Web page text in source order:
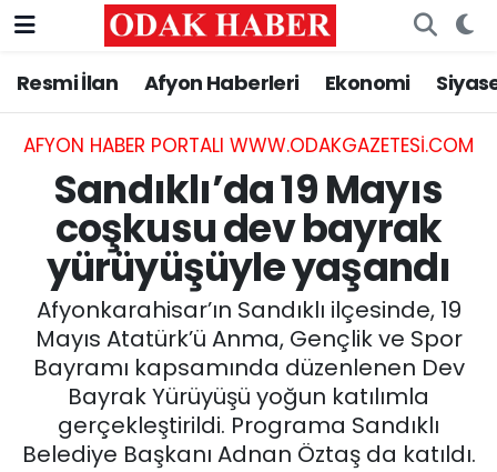
Resmi İlan Afyon Haberleri Ekonomi
AFYON HABER PORTALI WWW.ODAKGAZETESI.COM
Sandıklı’da 19 Mayıs
coşkusu dev bayrak
yürüyüşüyle yaşandı
Afyonkarahisar’ın Sandıklı ilçesinde, 19
Mayıs Atatürk’ü Anma, Gençlik ve Spor
Bayramı kapsamında düzenlenen Dev
Bayrak Yürüyüşü yoğun katılımla
gerçekleştirildi. Programa Sandıklı
Belediye Başkanı Adnan Öztaş da katıldı.
AFYONKARAHİSAR HABERLERİ
Resmi İlan
ASAYİŞ
GÜNCEL
SİYASET
EĞİTİM
MAGAZİN
Nöbetçi Eczaneler
Hava Durumu
Trafik Durumu
Süper Lig Puan Durumu ve Fikstür
Tüm Manşetler
Son Dakika Haberleri
Haber Arşivi